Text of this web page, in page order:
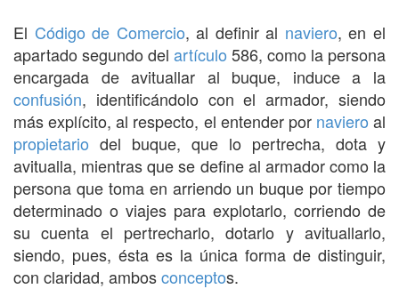
El Código de Comercio, al definir al naviero, en el
apartado segundo del artículo 586, como la persona
encargada de avituallar al buque, induce a la
confusión, identificándolo con el armador, siendo
más explícito, al respecto, el entender por naviero al
propietario del buque, que lo pertrecha, dota y
avitualla, mientras que se define al armador como la
persona que toma en arriendo un buque por tiempo
determinado o viajes para explotarlo, corriendo de
su cuenta el pertrecharlo, dotarlo y avituallarlo,
siendo, pues, ésta es la única forma de distinguir,
con claridad, ambosconceptos.